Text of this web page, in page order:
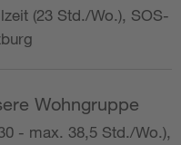
(23 Std./Wo.), SOS-
Wohngruppe
- max. 38,5 Std./Wo.),